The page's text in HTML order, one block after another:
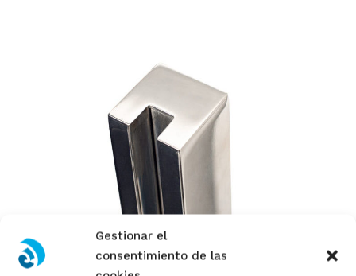
Gestionar el
consentimiento de las
Llegeix Més